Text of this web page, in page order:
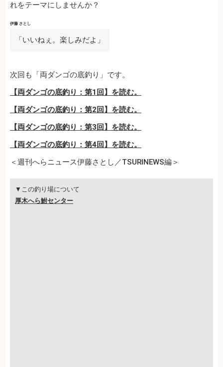
れをテーマにしませんか？
伊藤 さとし
「いいねぇ。楽しみだよ」
次回も「両ダンゴの底釣り」です。
【両ダンゴの底釣り：第1回】を読む。
【両ダンゴの底釣り：第2回】を読む。
【両ダンゴの底釣り：第3回】を読む。
【両ダンゴの底釣り：第4回】を読む。
＜週刊へらニュース伊藤さとし／TSURINEWS編＞
▼この釣り場について
厚木へら鮒センター